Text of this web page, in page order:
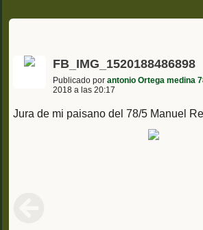
FB_IMG_1520188486898
Publicado por antonio Ortega medina
2018 a las 20:17
Jura de mi paisano del 78/5 Manuel